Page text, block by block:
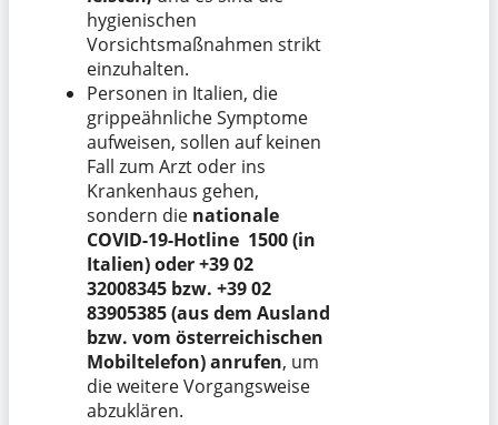
hygienischen
Vorsichtsmaßnahmen strikt
einzuhalten.
Personen in Italien, die
grippeähnliche Symptome
aufweisen, sollen auf keinen
Fall zum Arzt oder ins
Krankenhaus gehen,
sondern die nationale
COVID-19-Hotline 1500 (in
Italien) oder +39 02
32008345 bzw. +39 02
83905385 (aus dem Ausland
bzw. vom österreichischen
Mobiltelefon) anrufen, um
die weitere Vorgangsweise
abzuklären.